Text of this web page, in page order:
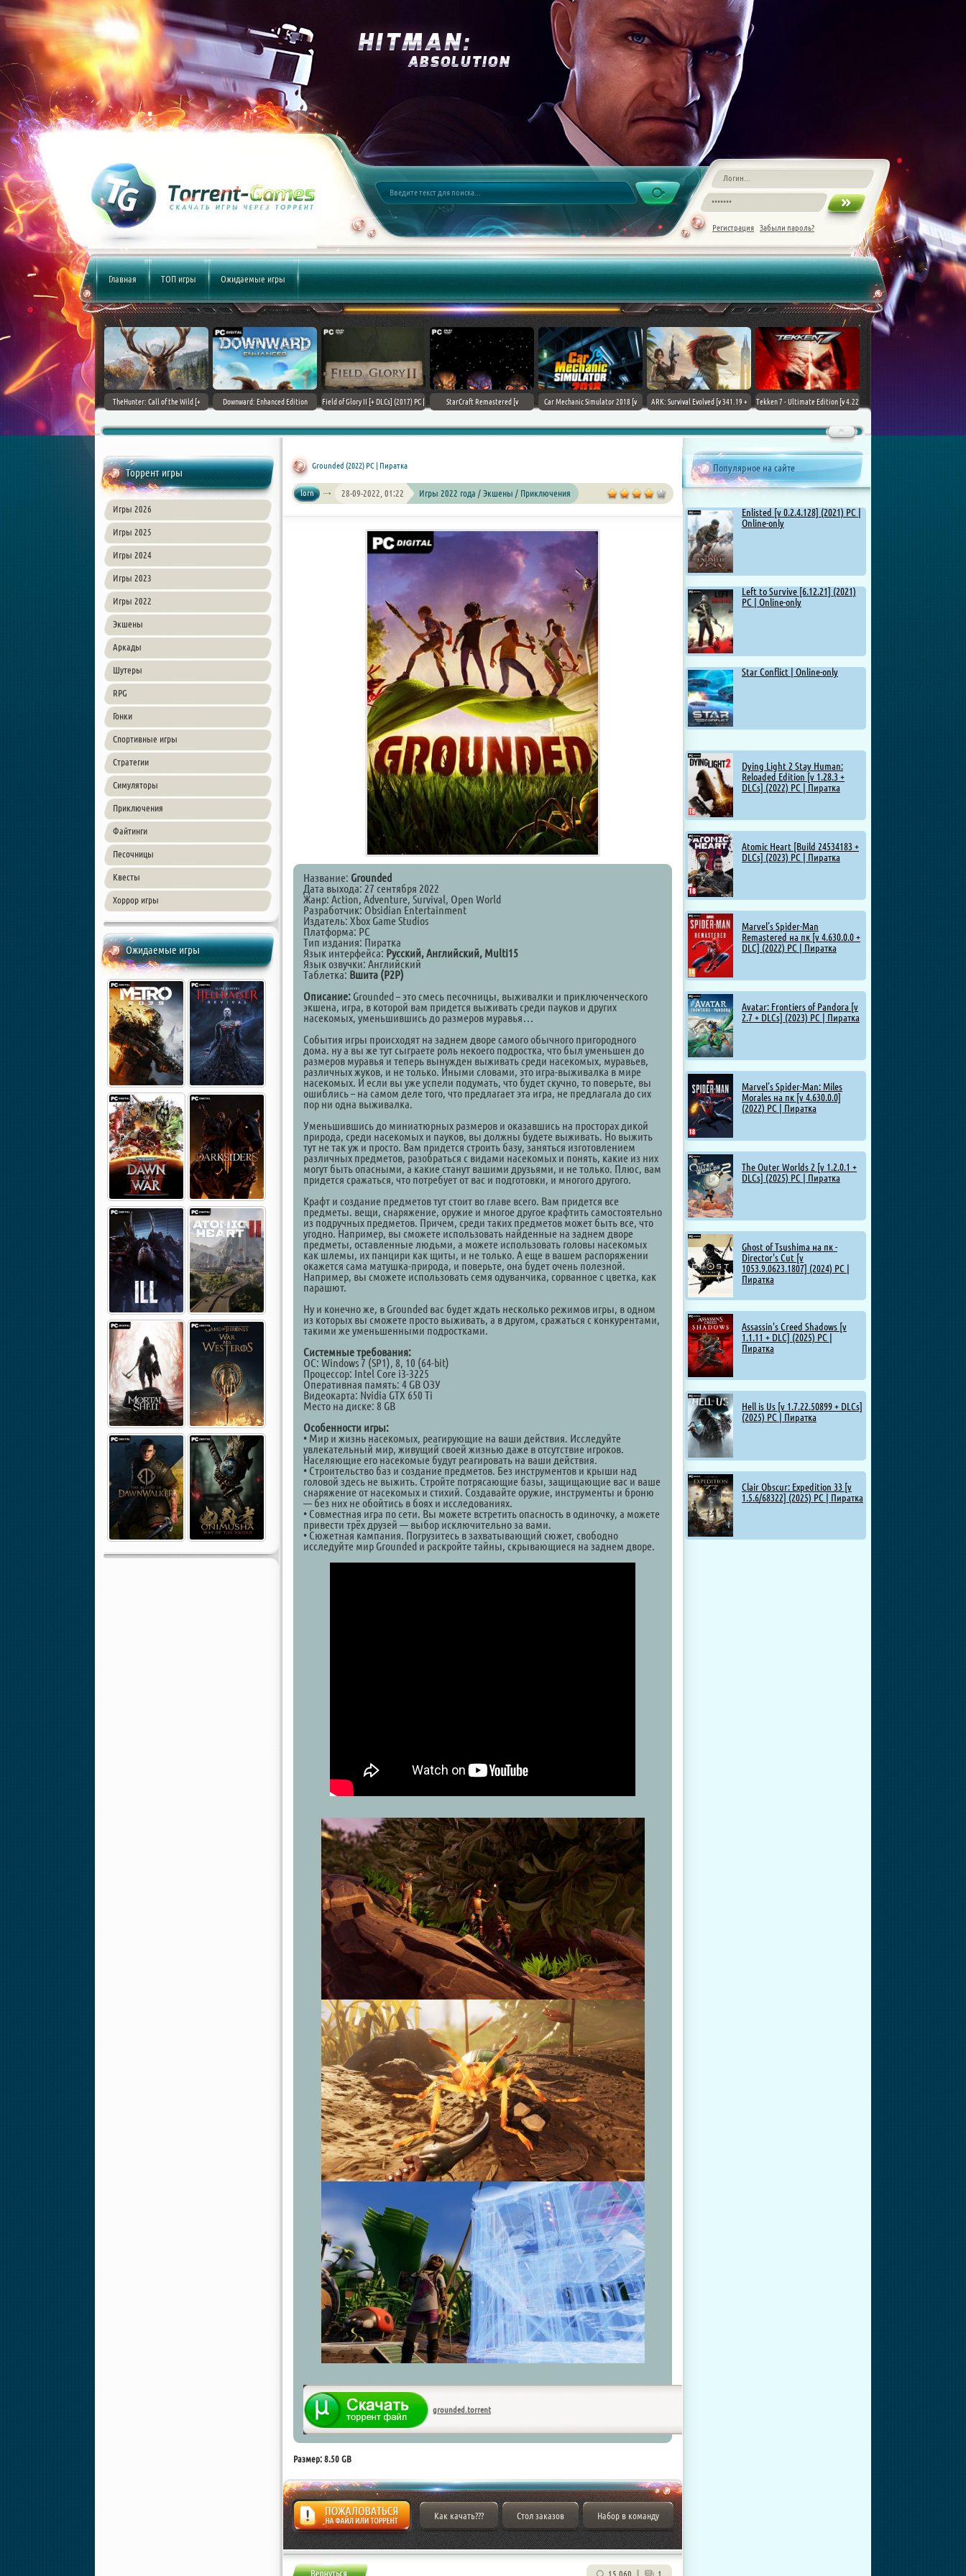
Регистрация Забыли пароль?
Главная ТОП игры Ожидаемые игры
World [v 1.11.4 + DLCs] (2017)
PC | Лицензия
TheHunter: Call of the Wild [+
Downward: Enhanced Edition
Field of Glory II [+ DLCs] (2017) PC |
StarCraft Remastered [v
Car Mechanic Simulator 2018 [v
ARK: Survival Evolved [v 341.19 +
Tekken 7 - Ultimate Edition [v 4.22
Chovka
Торрент игры
Игры 2026
Игры 2025
Игры 2024
Игры 2023
Игры 2022
Экшены
Аркады
Шутеры
RPG
Гонки
Спортивные игры
Стратегии
Симуляторы
Приключения
Файтинги
Песочницы
Квесты
Хоррор игры
Ожидаемые игры
Популярное на сайте
Enlisted [v 0.2.4.128] (2021) PC |
Online-only
Left to Survive [6.12.21] (2021)
PC | Online-only
Star Conflict | Online-only
Dying Light 2 Stay Human:
Reloaded Edition [v 1.28.3 +
DLCs] (2022) PC | Пиратка
Atomic Heart [Build 24534183 +
DLCs] (2023) PC | Пиратка
Marvel’s Spider-Man
Remastered на пк [v 4.630.0.0 +
DLC] (2022) PC | Пиратка
Avatar: Frontiers of Pandora [v
2.7 + DLCs] (2023) PC | Пиратка
Marvel’s Spider-Man: Miles
Morales на пк [v 4.630.0.0]
(2022) PC | Пиратка
The Outer Worlds 2 [v 1.2.0.1 +
DLCs] (2025) PC | Пиратка
Ghost of Tsushima на пк -
Director's Cut [v
1053.9.0623.1807] (2024) PC |
Пиратка
Assassin's Creed Shadows [v
1.1.11 + DLC] (2025) PC |
Пиратка
Hell is Us [v 1.7.22.50899 + DLCs]
(2025) PC | Пиратка
Clair Obscur: Expedition 33 [v
1.5.6/68322] (2025) PC | Пиратка
Grounded (2022) PC | Пиратка
lorn 28-09-2022, 01:22 Игры 2022 года / Экшены / Приключения
Название: Grounded
Дата выхода: 27 сентября 2022
Жанр: Action, Adventure, Survival, Open World
Разработчик: Obsidian Entertainment
Издатель: Xbox Game Studios
Платформа: PC
Тип издания: Пиратка
Язык интерфейса: Русский, Английский, Multi15
Язык озвучки: Английский
Таблетка: Вшита (P2P)
Описание: Grounded – это смесь песочницы, выживалки и приключенческого
экшена, игра, в которой вам придется выживать среди пауков и других
насекомых, уменьшившись до размеров муравья…
События игры происходят на заднем дворе самого обычного пригородного
дома. ну а вы же тут сыграете роль некоего подростка, что был уменьшен до
размеров муравья и теперь вынужден выживать среди насекомых, муравьев,
различных жуков, и не только. Иными словами, это игра-выживалка в мире
насекомых. И если вы уже успели подумать, что будет скучно, то поверьте, вы
ошиблись – на самом деле того, что предлагает эта игра, не предлагала до сих
пор ни одна выживалка.
Уменьшившись до миниатюрных размеров и оказавшись на просторах дикой
природа, среди насекомых и пауков, вы должны будете выживать. Но выжить
тут не так уж и просто. Вам придется строить базу, заняться изготовлением
различных предметов, разобраться с видами насекомых и понять, какие из них
могут быть опасными, а какие станут вашими друзьями, и не только. Плюс, вам
придется сражаться, что потребует от вас и подготовки, и многого другого.
Крафт и создание предметов тут стоит во главе всего. Вам придется все
предметы. вещи, снаряжение, оружие и многое другое крафтить самостоятельно
из подручных предметов. Причем, среди таких предметов может быть все, что
угодно. Например, вы сможете использовать найденные на заднем дворе
предметы, оставленные людьми, а можете использовать головы насекомых
как шлемы, их панцири как щиты, и не только. А еще в вашем распоряжении
окажется сама матушка-природа, и поверьте, она будет очень полезной.
Например, вы сможете использовать семя одуванчика, сорванное с цветка, как
парашют.
Ну и конечно же, в Grounded вас будет ждать несколько режимов игры, в одном
из которых вы сможете просто выживать, а в другом, сражаться с конкурентами,
такими же уменьшенными подростками.
Системные требования:
ОС: Windows 7 (SP1), 8, 10 (64-bit)
Процессор: Intel Core i3-3225
Оперативная память: 4 GB ОЗУ
Видеокарта: Nvidia GTX 650 Ti
Место на диске: 8 GB
Особенности игры:
• Мир и жизнь насекомых, реагирующие на ваши действия. Исследуйте
увлекательный мир, живущий своей жизнью даже в отсутствие игроков.
Населяющие его насекомые будут реагировать на ваши действия.
• Строительство баз и создание предметов. Без инструментов и крыши над
головой здесь не выжить. Стройте потрясающие базы, защищающие вас и ваше
снаряжение от насекомых и стихий. Создавайте оружие, инструменты и броню
— без них не обойтись в боях и исследованиях.
• Совместная игра по сети. Вы можете встретить опасность в одиночку, а можете
привести трёх друзей — выбор исключительно за вами.
• Сюжетная кампания. Погрузитесь в захватывающий сюжет, свободно
исследуйте мир Grounded и раскройте тайны, скрывающиеся на заднем дворе.
grounded.torrent
Размер: 8.50 GB
Жалоба
Как качать??? Стол заказов Набор в команду
15 060 1